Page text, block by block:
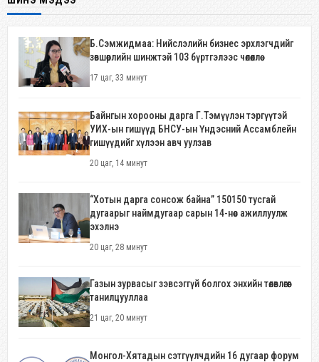
Б.Сэмжидмаа: Нийслэлийн бизнес эрхлэгчдийг
зөвшөөрлийн шинжтэй 103 бүртгэлээс чөлөөллөө
17 цаг, 33 минут
Байнгын хорооны дарга Г.Тэмүүлэн тэргүүтэй
УИХ-ын гишүүд БНСУ-ын Үндэсний Ассамблейн
гишүүдийг хүлээн авч уулзав
20 цаг, 14 минут
“Хотын дарга сонсож байна” 150150 тусгай
дугаарыг наймдугаар сарын 14-нөөс ажиллуулж
эхэлнэ
20 цаг, 28 минут
Газын зурвасыг зэвсэггүй болгох энхийн төлөвлөгөөг
танилцууллаа
21 цаг, 20 минут
Монгол-Хятадын сэтгүүлчдийн 16 дугаар форум